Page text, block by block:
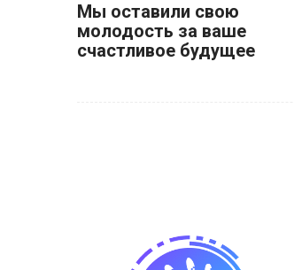
Мы оставили свою
молодость за ваше
счастливое будущее